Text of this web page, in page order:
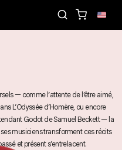
— comme l’attente de l’être aimé,
L’Odyssée d’Homère, ou encore
Godot de Samuel Beckett — la
musiciens transforment ces récits
et présent s’entrelacent.